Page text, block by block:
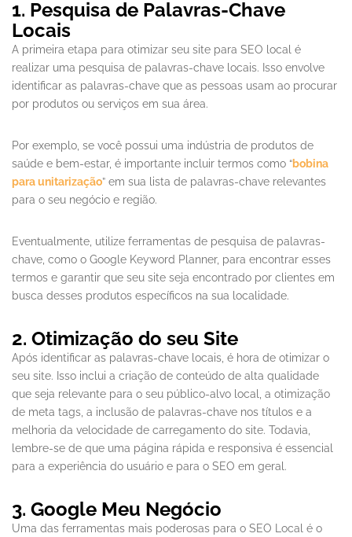
1. Pesquisa de Palavras-Chave
Locais
A primeira etapa para otimizar seu site para SEO local é
realizar uma pesquisa de palavras-chave locais. Isso envolve
identificar as palavras-chave que as pessoas usam ao procurar
por produtos ou serviços em sua área.
Por exemplo, se você possui uma indústria de produtos de
saúde e bem-estar, é importante incluir termos como “bobina
para unitarização” em sua lista de palavras-chave relevantes
para o seu negócio e região.
Eventualmente, utilize ferramentas de pesquisa de palavras-
chave, como o Google Keyword Planner, para encontrar esses
termos e garantir que seu site seja encontrado por clientes em
busca desses produtos específicos na sua localidade.
2. Otimização do seu Site
Após identificar as palavras-chave locais, é hora de otimizar o
seu site. Isso inclui a criação de conteúdo de alta qualidade
que seja relevante para o seu público-alvo local, a otimização
de meta tags, a inclusão de palavras-chave nos títulos e a
melhoria da velocidade de carregamento do site. Todavia,
lembre-se de que uma página rápida e responsiva é essencial
para a experiência do usuário e para o SEO em geral.
3. Google Meu Negócio
Uma das ferramentas mais poderosas para o SEO Local é o